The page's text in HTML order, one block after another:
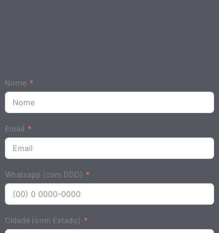
Nome
Email
Whatsapp (com DDD)
Cidade (com Estado)